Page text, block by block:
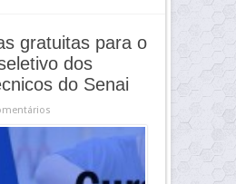
gratuitas para o
dos
do Senai